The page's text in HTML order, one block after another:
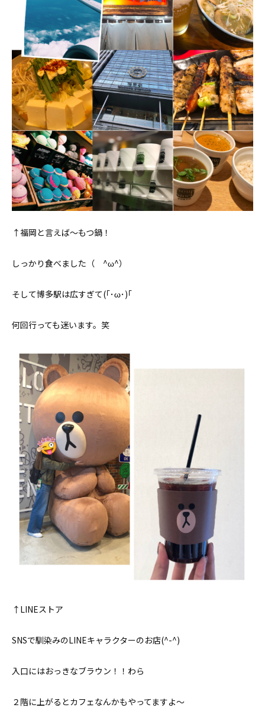
↑福岡と言えば〜もつ鍋！
しっかり食べました（ ^ω^）
そして博多駅は広すぎて(｢･ω･)｢
何回行っても迷います。笑
↑LINEストア
SNSで馴染みのLINEキャラクターのお店(^-^)
入口にはおっきなブラウン！！わら
２階に上がるとカフェなんかもやってますよ〜